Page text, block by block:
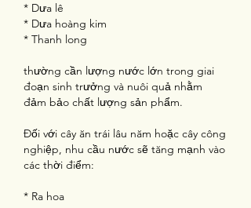
* Dưa lê
* Dưa hoàng kim
* Thanh long
thường cần lượng nước lớn trong giai
đoạn sinh trưởng và nuôi quả nhằm
đảm bảo chất lượng sản phẩm.
Đối với cây ăn trái lâu năm hoặc cây công
nghiệp, nhu cầu nước sẽ tăng mạnh vào
các thời điểm:
* Ra hoa